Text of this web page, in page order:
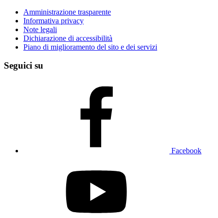
Amministrazione trasparente
Informativa privacy
Note legali
Dichiarazione di accessibilità
Piano di miglioramento del sito e dei servizi
Seguici su
Facebook